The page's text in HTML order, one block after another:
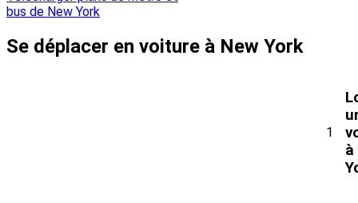
bus de New York
Se déplacer en voiture à New York
1
à